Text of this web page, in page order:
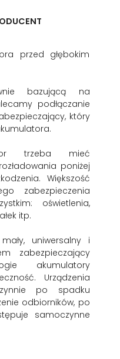
przed głębokim
bazującą na
podłączanie
który
trzeba mieć
poniżej
Większość
zabezpieczenia
oświetlenia,
itp.
uniwersalny i
zabezpieczający
akumulatory
Urządzenia
po spadku
odbiorników, po
samoczynne